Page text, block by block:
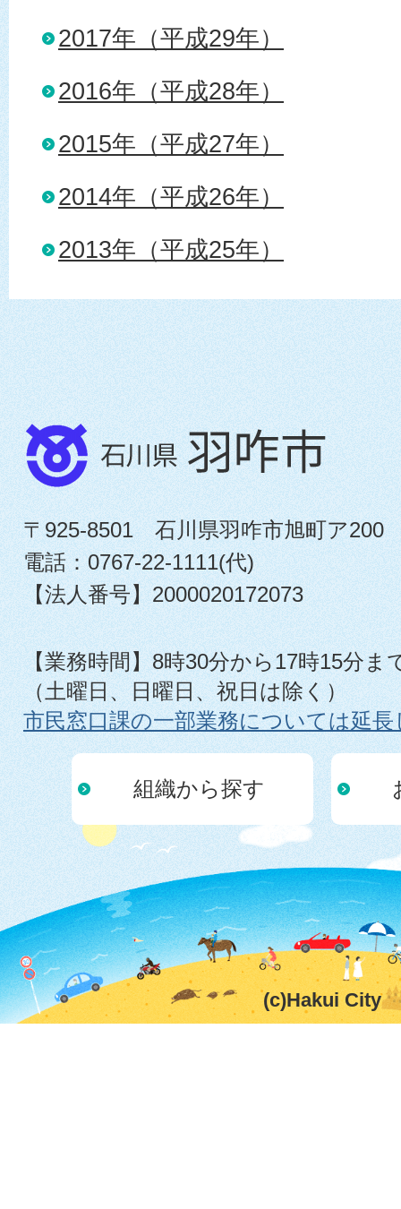
2017年（平成29年）
2016年（平成28年）
2015年（平成27年）
2014年（平成26年）
2013年（平成25年）
〒925-8501 石川県羽咋市旭町ア200
電話：0767-22-1111(代)
【法人番号】2000020172073
【業務時間】8時30分から17時15分ま
（土曜日、日曜日、祝日は除く）
市民窓口課の一部業務については延
組織から探す
(c)Hakui City